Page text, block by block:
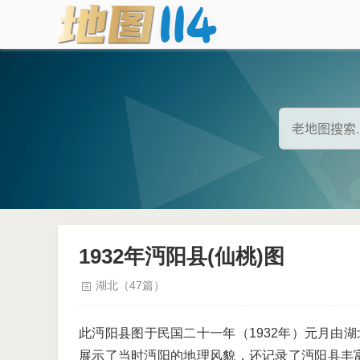
1932年沔阳县(仙桃)图
湖北（47篇）
此沔阳县图于民国二十一年（1932年）元月由
展示了当时沔阳的地理风貌，还记录了沔阳县